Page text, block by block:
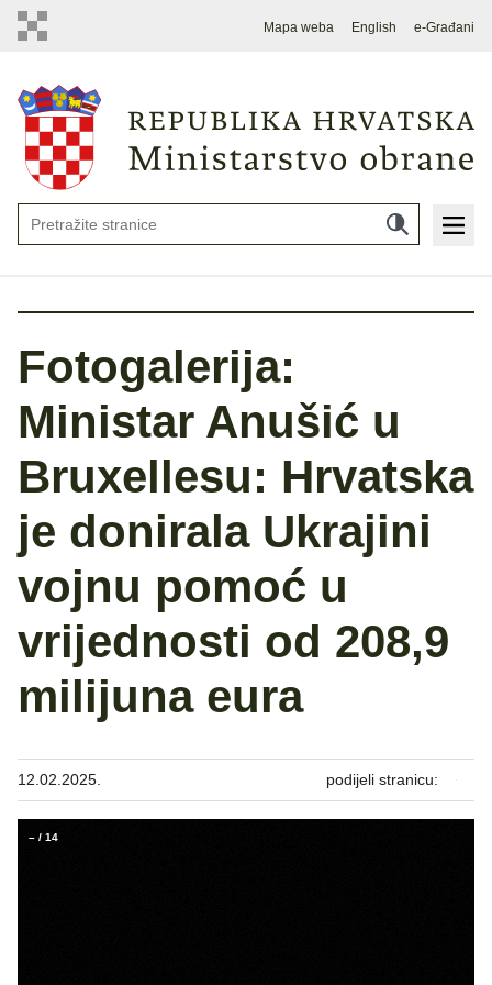
Mapa weba English e-Građani
Fotogalerija:
Ministar Anušić u
Bruxellesu: Hrvatska
je donirala Ukrajini
vojnu pomoć u
vrijednosti od 208,9
milijuna eura
12.02.2025. podijeli stranicu:
– / 14